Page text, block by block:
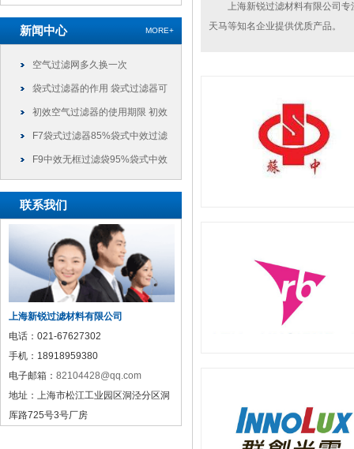
新闻中心 MORE+
空气过滤网多久换一次
袋式过滤器的作用 袋式过滤器可
以干什么
初效空气过滤器的使用期限 初效
过滤器可以使用多久
F7袋式过滤器85%袋式中效过滤
袋
F9中效无框过滤袋95%袋式中效
过滤袋
联系我们
上海新锐过滤材料有限公司
电话： 021-67627302
手机： 18918959380
电子邮箱： 82104428@qq.com
地址：
上海市松江工业园区洞泾分区洞
厍路725号3号厂房
上海新锐过滤材料有限公司
天马等知名企业提供优质产品。